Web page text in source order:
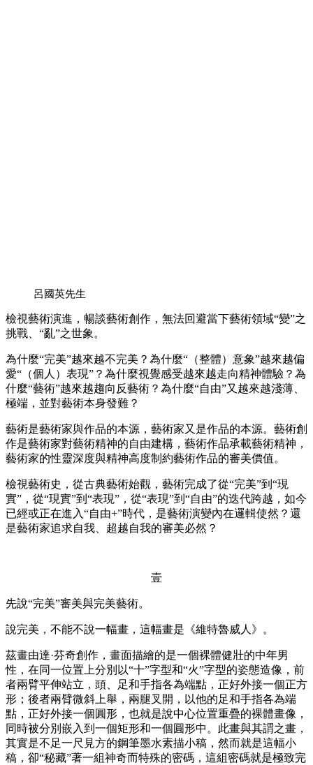
呂國英先生
檢視藝術演進，暢談藝術創作，無法回避當下藝術領域“變”之
挑戰、“亂”之世象。
為什麼“完美”越來越不完美？為什麼“（整體）意象”越來越偏
愛“（個人）表現”？為什麼視覺感受越來越走向精神體驗？為
什麼“藝術”越來越趨向反藝術？為什麼“自由”又越來越淺薄、
極端，並對藝術本身發難？
藝術是藝術家與作品的本源，藝術家又是作品的本源。藝術創
作是藝術家對藝術精神的自由建構，藝術作品承載藝術精神，
藝術家的性靈深度與精神高度制約藝術作品的審美價值。
檢視藝術史，從古典藝術始觀，藝術完成了從“完美”到“現
實”，從“現實”到“表現”，從“表現”到“自由”的迭代跨越，如今
已經或正在進入“自由+”時代，是藝術演變內在邏輯使然？還
是藝術家追求自我、超越自我的審美必然？
壹
先說“完美”審美與完美藝術。
說完美，不能不說一幅畫，這幅畫是《維特魯威人》。
茲畫由達·芬奇創作，畫面描繪的是一個裸體健壯的中年男
性，在同一位置上分別以“十”字型和“火”字型的姿態造像，前
者兩臂平伸站立，頭、足和手指各為端點，正好外接一個正方
形；後者兩臂微斜上舉，兩腿叉開，以他的足和手指各為端
點，正好外接一個圓形，也就是說中心位置重疊的裸體畫像，
同時被分別嵌入到一個矩形和一個圓形中。此畫與其謂之畫，
其實是不足一尺見方的鋼筆墨水素描小稿，然而就是這幅小
稿，卻“秘藏”著一組神奇而特殊的密碼，這組密碼就是極致完